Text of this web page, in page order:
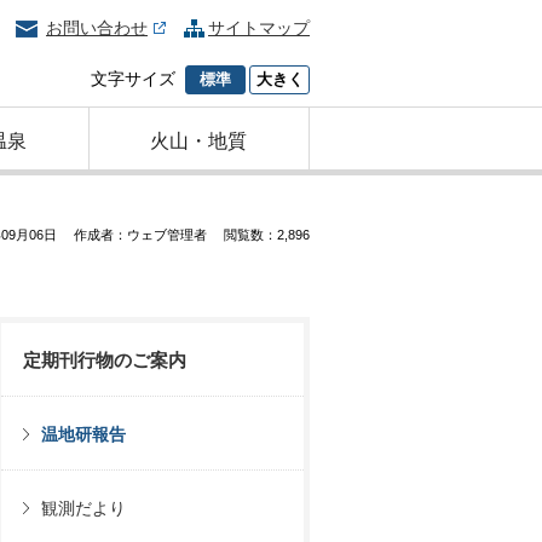
お問い合わせ サイトマップ
文字サイズ 標準 大きく
泉 火山・地質
月06日 作成者：ウェブ管理者 閲覧数：2,896
定期刊行物のご案内
温地研報告
観測だより